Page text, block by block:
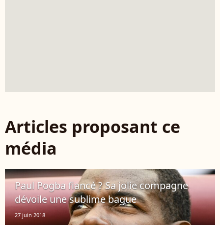
Articles proposant ce
média
Paul Pogba fiancé ? Sa jolie compagne
dévoile une sublime bague
27 juin 2018